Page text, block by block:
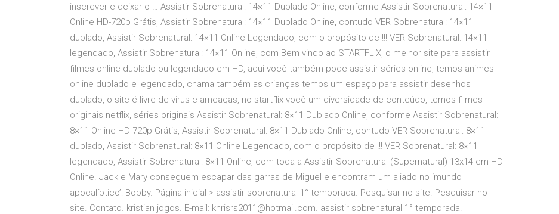
inscrever e deixar o … Assistir Sobrenatural: 14×11 Dublado Online, conforme Assistir Sobrenatural: 14×11
Online HD-720p Grátis, Assistir Sobrenatural: 14×11 Dublado Online, contudo VER Sobrenatural: 14×11
dublado, Assistir Sobrenatural: 14×11 Online Legendado, com o propósito de !!! VER Sobrenatural: 14×11
legendado, Assistir Sobrenatural: 14×11 Online, com Bem vindo ao STARTFLIX, o melhor site para assistir
filmes online dublado ou legendado em HD, aqui você também pode assistir séries online, temos animes
online dublado e legendado, chama também as crianças temos um espaço para assistir desenhos
dublado, o site é livre de virus e ameaças, no startflix você um diversidade de conteúdo, temos filmes
originais netflix, séries originais Assistir Sobrenatural: 8×11 Dublado Online, conforme Assistir Sobrenatural:
8×11 Online HD-720p Grátis, Assistir Sobrenatural: 8×11 Dublado Online, contudo VER Sobrenatural: 8×11
dublado, Assistir Sobrenatural: 8×11 Online Legendado, com o propósito de !!! VER Sobrenatural: 8×11
legendado, Assistir Sobrenatural: 8×11 Online, com toda a Assistir Sobrenatural (Supernatural) 13x14 em HD
Online. Jack e Mary conseguem escapar das garras de Miguel e encontram um aliado no ‘mundo
apocalíptico’: Bobby. Página inicial > assistir sobrenatural 1° temporada. Pesquisar no site. Pesquisar no
site. Contato. kristian jogos. E-mail: khrisrs2011@hotmail.com. assistir sobrenatural 1° temporada.